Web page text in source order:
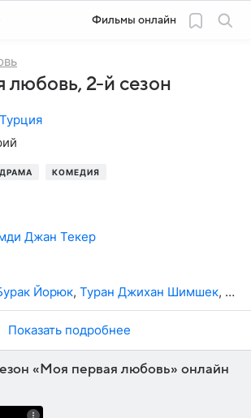
Фильмы онлайн
любовь, 2-й сезон
Турция
КОМЕДИЯ
Джан Текер
Йорюк, Туран Джихан Шимшек,
Показать подробнее
«Моя первая любовь» онлайн